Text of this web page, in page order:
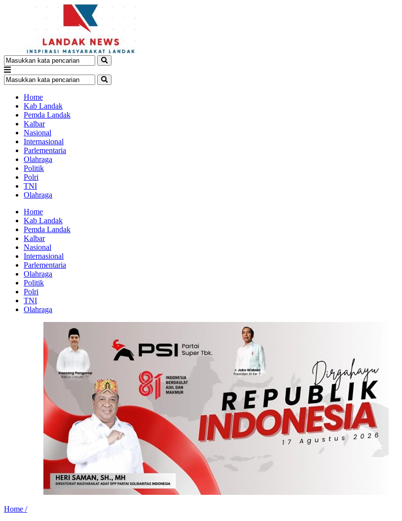
Home
Kab Landak
Pemda Landak
Kalbar
Nasional
Internasional
Parlementaria
Olahraga
Politik
Polri
TNI
Olahraga
Home
Kab Landak
Pemda Landak
Kalbar
Nasional
Internasional
Parlementaria
Olahraga
Politik
Polri
TNI
Olahraga
Home /